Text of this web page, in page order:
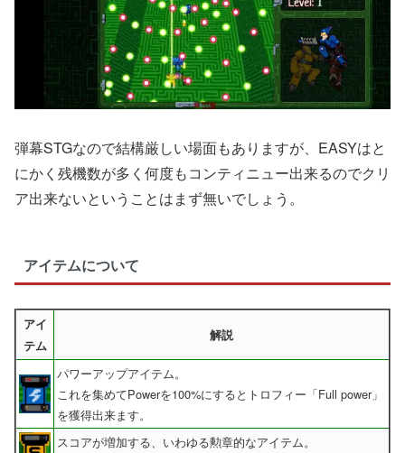
弾幕STGなので結構厳しい場面もありますが、EASYはと
にかく残機数が多く何度もコンティニュー出来るのでクリ
ア出来ないということはまず無いでしょう。
アイテムについて
アイ
テム
解説
パワーアップアイテム。
これを集めてPowerを100%にするとトロフィー「Full power」
を獲得出来ます。
スコアが増加する、いわゆる勲章的なアイテム。